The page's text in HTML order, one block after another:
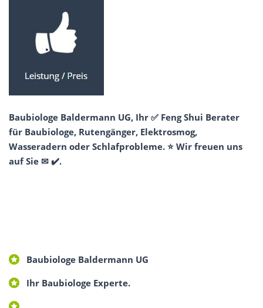
Baubiologe Baldermann UG, Ihr ✅ Feng Shui Berater
für Baubiologe, Rutengänger, Elektrosmog,
Wasseradern oder Schlafprobleme. ⭐ Wir freuen uns
auf Sie ✉ ✔️.
Baubiologe Baldermann UG
Ihr Baubiologe Experte.